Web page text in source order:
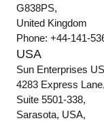
G838PS,
United Kingdom
Phone: +44-141-
USA
Sun Enterprises
4283 Express Lane,
Suite 5501-338,
Sarasota, USA,